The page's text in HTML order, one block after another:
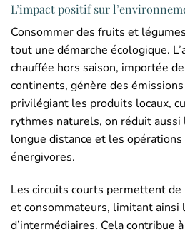
L’impact positif sur
Consommer des fruits et
tout une démarche écologique.
chauffée hors saison, importée
continents, génère des
privilégiant les produits locaux,
rythmes naturels, on réduit
longue distance et les opérations
énergivores.
Les circuits courts permettent
et consommateurs, limitant ainsi
d’intermédiaires. Cela contribue